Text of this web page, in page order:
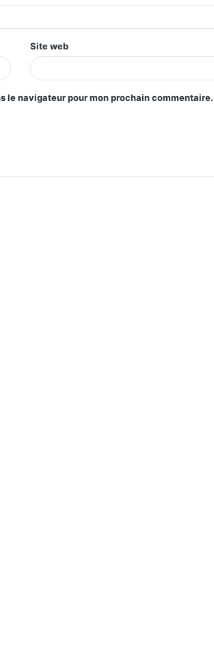
Site web
le navigateur pour mon prochain commentaire.